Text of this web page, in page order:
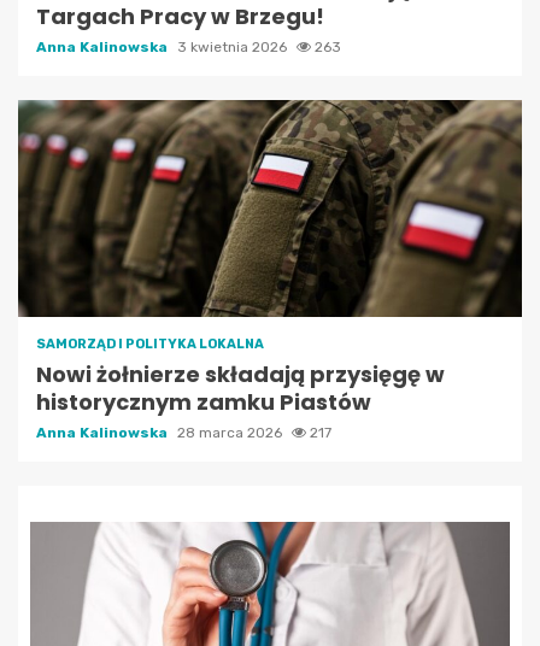
Targach Pracy w Brzegu!
Anna Kalinowska 3 kwietnia 2026 263
SAMORZĄD I POLITYKA LOKALNA
Nowi żołnierze składają przysięgę w
historycznym zamku Piastów
Anna Kalinowska 28 marca 2026 217